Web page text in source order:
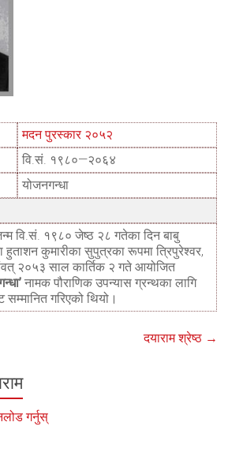
मदन पुरस्कार २०५२
वि.सं. १९८०—२०६४
योजनगन्धा
वि.सं. १९८० जेष्ठ २८ गतेका दिन बाबु
हुताशन कुमारीका सुपुत्रका रूपमा त्रिपुरेश्वर,
२०५३ साल कार्तिक २ गते आयोजित
नामक पौराणिक उपन्यास ग्रन्थका लागि
सम्मानित गरिएको थियो।
दयाराम श्रेष्ठ →
गर्नुस्